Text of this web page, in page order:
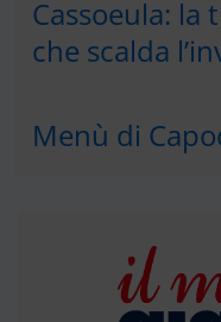
Cassoeula:
che scalda
Menù di